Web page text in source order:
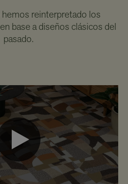
reinterpretado los
base a diseños clásicos del
pasado.